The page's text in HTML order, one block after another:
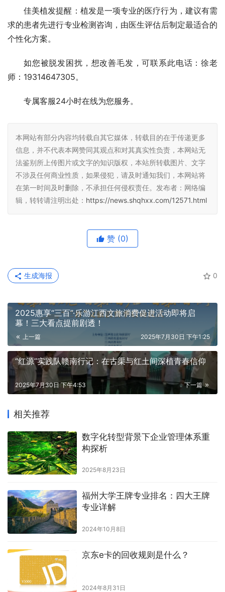
佳美植发提醒：植发是一项专业的医疗行为，建议有需
求的患者先进行专业检测咨询，由医生评估后制定最适合的
个性化方案。
如您被脱发困扰，想改善毛发，可联系此电话：徐老
师：19314647305。
专属客服24小时在线为您服务。
本网站有部分内容均转载自其它媒体，转载目的在于传递更多
信息，并不代表本网赞同其观点和对其真实性负责，本网站无
法鉴别所上传图片或文字的知识版权，本站所转载图片、文字
不涉及任何商业性质，如果侵犯，请及时通知我们，本网站将
在第一时间及时删除，不承担任何侵权责任。发布者：网络编
辑，转转请注明出处： https://news.shqhxx.com/12571.html
赞 (0)
0
生成海报
2025惠享“三百”·乐游江西文旅消费促进活动即将启
幕！三大看点提前剧透！
上一篇 2025年7月30日 下午1:25
“红源”实践队赣南行记：在古渠与红土间深植青春信仰
下一篇
2025年7月30日 下午4:53
相关推荐
数字化转型背景下企业管理体系重
构探析
2025年8月23日
福州大学王牌专业排名：四大王牌
专业详解
2024年10月8日
京东e卡的回收规则是什么？
2024年8月31日